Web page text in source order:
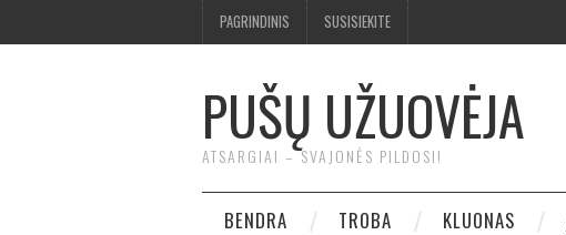
PAGRINDINIS SUSISIEKITE
PUŠŲ UŽUOVĖJA
ATSARGIAI – SVAJONĖS PILDOSI!
BENDRA TROBA KLUONAS